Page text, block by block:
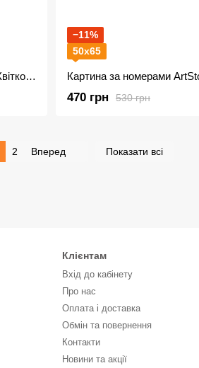
Набір для розпису по номерах. "Квіткові думки" 40*50см
−11%
50х65
530 грн
470 грн
2 Вперед Показати всі
Клієнтам
Вхід до кабінету
Про нас
Оплата і доставка
Обмін та повернення
Контакти
Новини та акції